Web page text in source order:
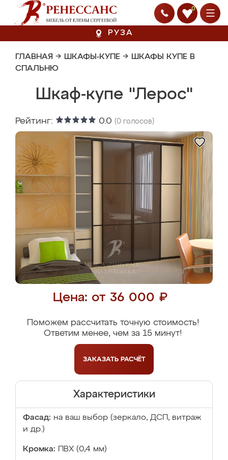
0
РУЗА
ГЛАВНАЯ → ШКАФЫ-КУПЕ → ШКАФЫ КУПЕ В
СПАЛЬНЮ
Шкаф-купе "Лерос"
Рейтинг: 0.0 (0 голосов)
Цена: от 36 000 ₽
Поможем рассчитать точную стоимость!
Ответим менее, чем за 15 минут!
ЗАКАЗАТЬ РАСЧЁТ
Характеристики
Фасад: на ваш выбор (зеркало, ДСП, витраж
и др.)
Кромка: ПВХ (0,4 мм)